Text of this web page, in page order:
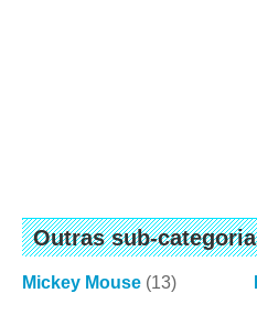
Outras sub-
Mickey Mouse (13)